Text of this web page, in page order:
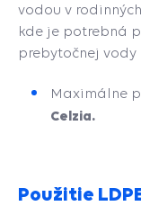
vodou v
kde je potrebná
prebytočnej vody .
Maximálne
Celzia.
Použitie